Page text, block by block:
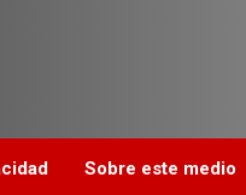
Sobre este medio